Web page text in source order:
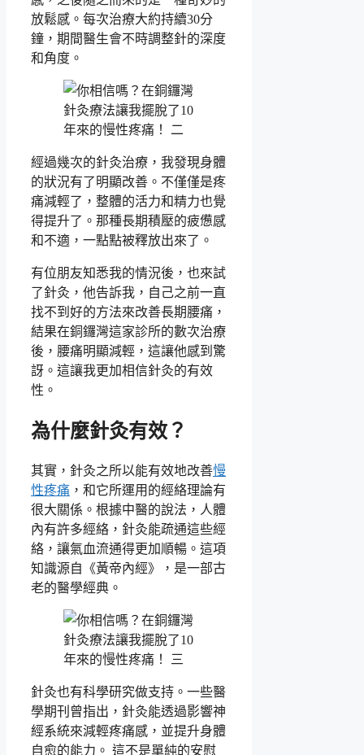
放鬆感。每次治療大約持續30分
鐘，期間醫生會不時調整針的深度
和角度。
經過幾次的針灸治療，我發現身體
的狀況有了明顯改善。不僅僅是疼
痛減輕了，整體的活力和精力也覺
得提升了。那種長期積壓的疲憊感
和不適，一點點被釋放出來了。
有位朋友知悉我的情況後，也來試
了針灸，他告訴我，自己之前一直
找不到好的方法來改善長期腰痛，
結果在銅鑼灣這家診所的數次治療
後，腰痛明顯減輕，這讓他感到驚
訝。這讓我更加相信針灸的有效
性。
為什麼針灸有效？
其實，針灸之所以能有效地改善慢
性疼痛 ，和它所運用的經絡理論有
很大關係。根據中醫的說法，人體
內有許多經絡，針灸能疏通這些經
絡，讓氣血流通得更加順暢。這項
知識源自《黃帝內經》，是一部古
老的醫學經典。
針灸也有科學研究做支持。一些醫
學期刊曾指出，針灸能透過影響神
經系統來減輕疼痛感，並提升身體
自愈的能力。 這不是單純的安慰